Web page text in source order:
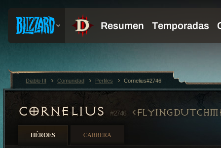
CORNELIUS #2746
HÉROES CARRERA
Diablo III Comunidad Perfiles Cornelius#2746